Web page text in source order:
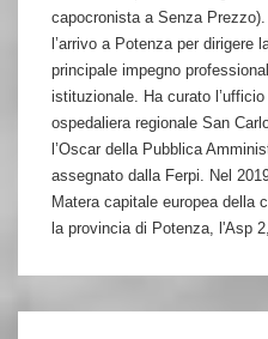
capocronista a Senza
l’arrivo a Potenza per dirigere
principale impegno
istituzionale. Ha curato
ospedaliera regionale San
l’Oscar della Pubblica
assegnato dalla Ferpi. Nel
Matera capitale europea della
la provincia di Potenza, l'Asp